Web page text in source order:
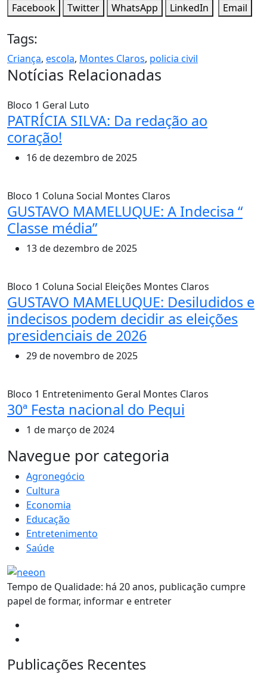
Facebook
Twitter WhatsApp LinkedIn Email
Tags:
Criança, escola, Montes Claros, policia civil
Notícias Relacionadas
Bloco 1 Geral Luto
PATRÍCIA SILVA: Da redação ao
coração!
16 de dezembro de 2025
Bloco 1 Coluna Social Montes Claros
GUSTAVO MAMELUQUE: A Indecisa “
Classe média”
13 de dezembro de 2025
Bloco 1 Coluna Social Eleições Montes Claros
GUSTAVO MAMELUQUE: Desiludidos e
indecisos podem decidir as eleições
presidenciais de 2026
29 de novembro de 2025
Bloco 1 Entretenimento Geral Montes Claros
30ª Festa nacional do Pequi
1 de março de 2024
MAIS VISTOS
Navegue por categoria
Agronegócio
Cultura
Economia
Educação
Entretenimento
Saúde
Tempo de Qualidade: há 20 anos, publicação cumpre
papel de formar, informar e entreter
Publicações Recentes